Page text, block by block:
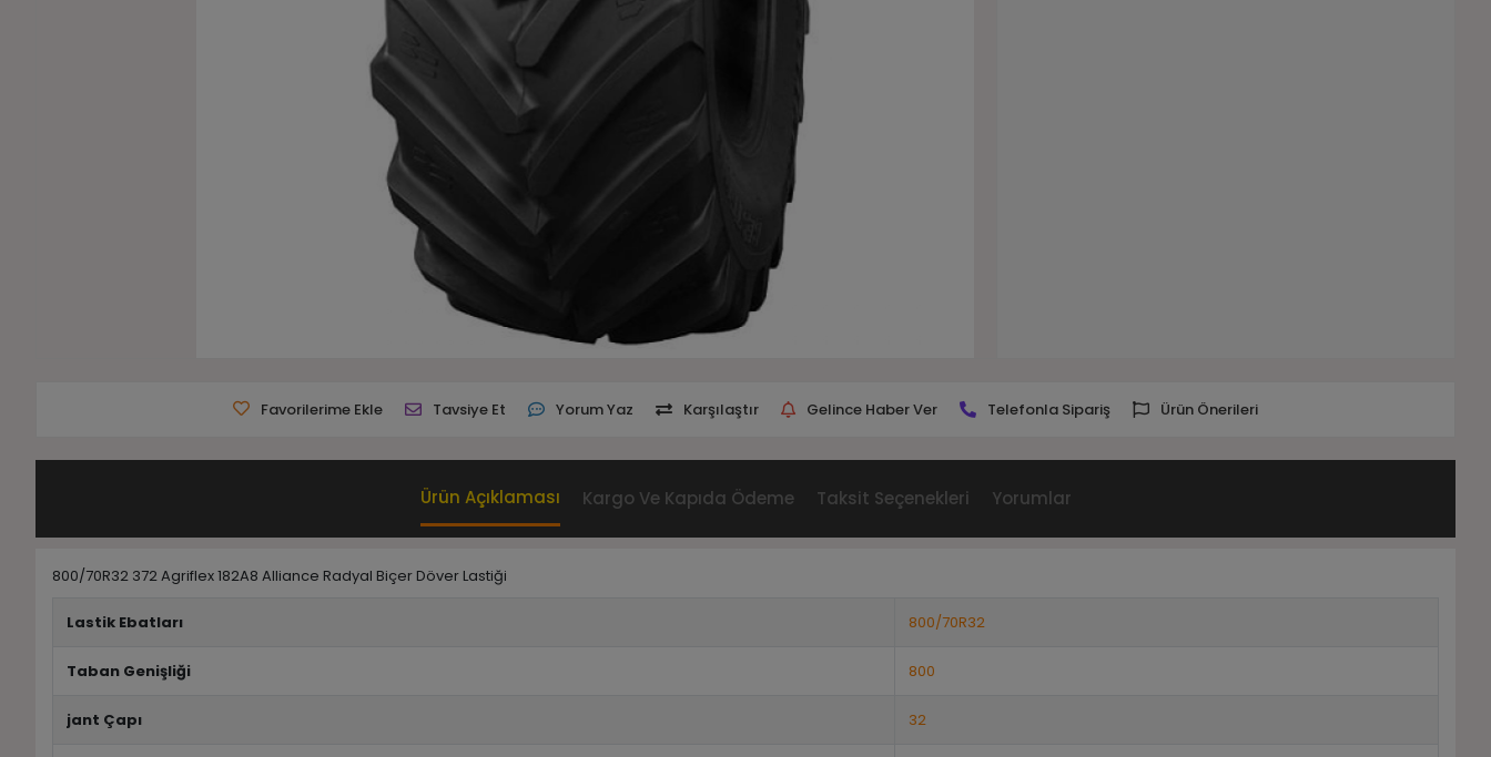
Favorilerime Ekle Tavsiye Et Yorum Yaz Karşılaştır Gelince Haber Ver Telefonla Sipariş Ürün Önerileri
Ürün Açıklaması Kargo Ve Kapıda Ödeme Taksit Seçenekleri Yorumlar
800/70R32 372 Agriflex 182A8 Alliance Radyal Biçer Döver Lastiği
Lastik Ebatları 800/70R32
Taban Genişliği 800
jant Çapı 32